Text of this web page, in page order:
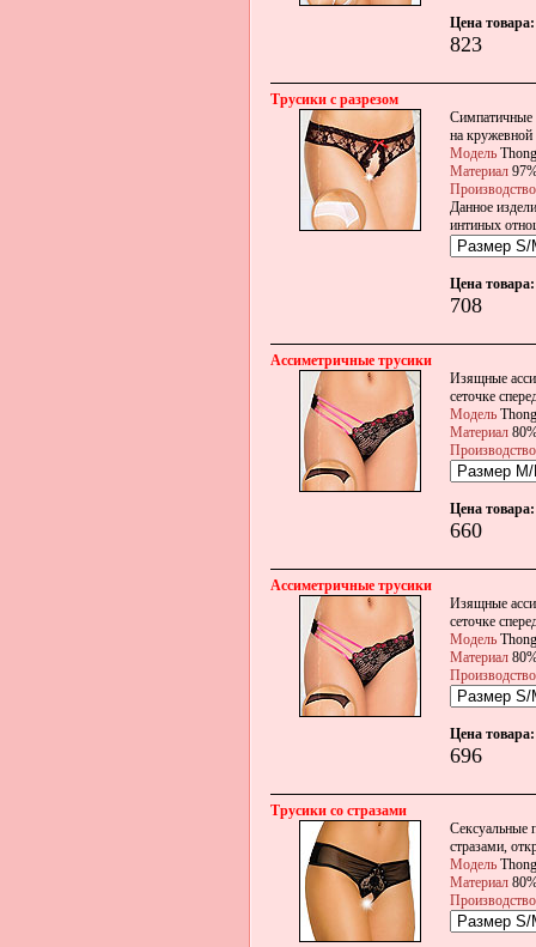
Цена товара:
823
Трусики с разрезом
Симпатичные
на кружевной
МодельThong
Материал
Производство
Данное
интиных
Цена товара:
708
Ассиметричные трусики
Изящные
сеточке
МодельThong
Материал
Производство
Цена товара:
660
Ассиметричные трусики
Изящные
сеточке
МодельThong
Материал
Производство
Цена товара:
696
Трусики со стразами
Сексуальные
стразами,
МодельThong
Материал
Производство